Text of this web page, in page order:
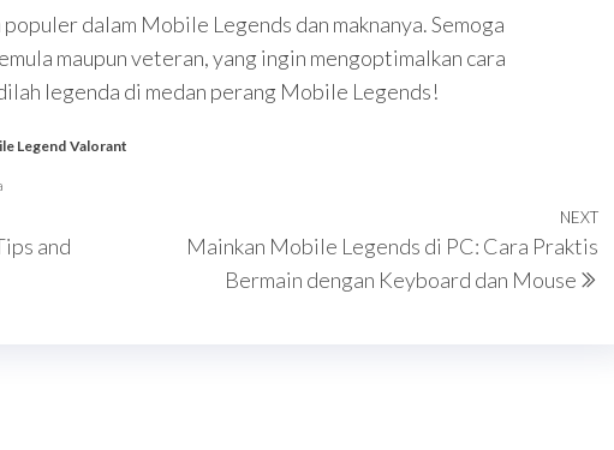
dalam Mobile Legends dan maknanya. Semoga
maupun veteran, yang ingin mengoptimalkan cara
legenda di medan perang Mobile Legends!
LegendValorant
and
NEXT
Mainkan Mobile Legends di PC: Cara Praktis
Bermain dengan Keyboard dan Mouse